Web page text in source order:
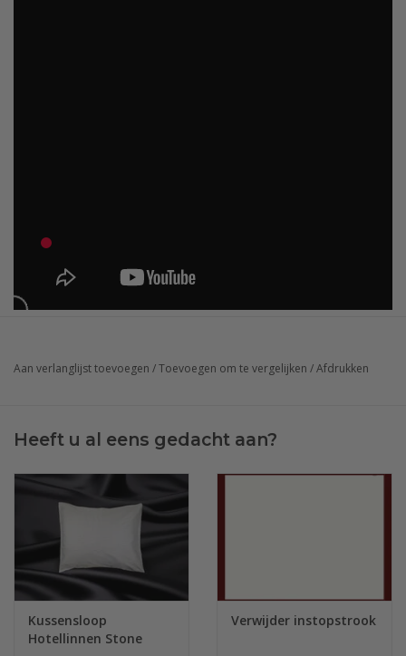
Aan verlanglijst toevoegen /Toevoegen om te vergelijken /Afdrukken
Heeft u al eens gedacht aan?
Kussensloop
Hotellinnen Stone
Verwijder instopstrook